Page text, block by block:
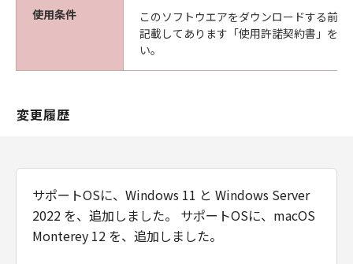
見された場合には、キヤノンは、「メディ
ア」を交換いたします。
保証の否認・免責
(1) 「本ソフトウエア」は、『現状のまま』の
の関連会社、それらの販売代理店及び販売店
は、「本ソフトウエア」に関して、商品性及び
保証も、明示たると黙示たるとを問わず一切し
(2) キヤノン、キヤノンの関連会社、それらの販
売代理店及び販売店は、「許諾ソフトウエア」
の使用または使用不能から生ずるいかなる損害
使用条件
このソフトウエアをダウンロードする前
記載してあります「使用許諾契約書」を
い。
変更履歴
サポートOSに、Windows 11 と Windows Server
2022 を、追加しました。 サポートOSに、macOS
Monterey 12 を、追加しました。